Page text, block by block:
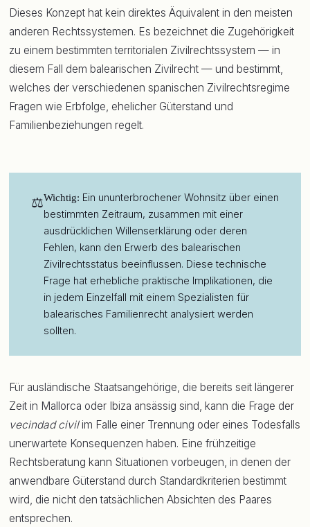
Dieses Konzept hat kein direktes Äquivalent in den meisten
anderen Rechtssystemen. Es bezeichnet die Zugehörigkeit
zu einem bestimmten territorialen Zivilrechtssystem — in
diesem Fall dem balearischen Zivilrecht — und bestimmt,
welches der verschiedenen spanischen Zivilrechtsregime
Fragen wie Erbfolge, ehelicher Güterstand und
Familienbeziehungen regelt.
⚖Wichtig: Ein ununterbrochener Wohnsitz über einen
bestimmten Zeitraum, zusammen mit einer
ausdrücklichen Willenserklärung oder deren
Fehlen, kann den Erwerb des balearischen
Zivilrechtsstatus beeinflussen. Diese technische
Frage hat erhebliche praktische Implikationen, die
in jedem Einzelfall mit einem Spezialisten für
balearisches Familienrecht analysiert werden
sollten.
Für ausländische Staatsangehörige, die bereits seit längerer
Zeit in Mallorca oder Ibiza ansässig sind, kann die Frage der
vecindad civilim Falle einer Trennung oder eines Todesfalls
unerwartete Konsequenzen haben. Eine frühzeitige
Rechtsberatung kann Situationen vorbeugen, in denen der
anwendbare Güterstand durch Standardkriterien bestimmt
wird, die nicht den tatsächlichen Absichten des Paares
entsprechen.